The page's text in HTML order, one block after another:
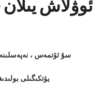
2. يۆتكىگىلى